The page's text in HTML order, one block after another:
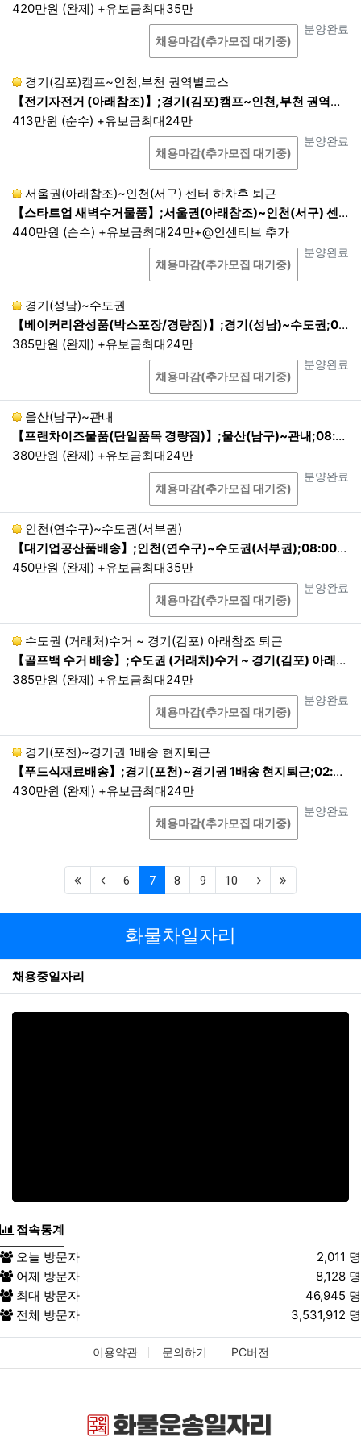
5년
제4조. 개인정보의 제3자 제공
공하지 않습니다. 다만, 아래 각 호와 같이 법률에 특
별한 규정이 있는 경우나 법령상 의무를 준수하기 위
해 불가피한 경우에는 예외로 합니다. 회사는 개인정
보를 목적 외로 제3자에게 제공할 때에는 개인정보를
제공받는 자가 개인정보를 안전하게 처리하도록 이용
목적, 이용방법 등에 일정한 제한을 가하거나 안정성
확보를 위해 필요한 조치를 마련하도록 요청합니다.
①이용자들이 사전에 동의한 경우
정보통신망법, 전기통신사업법, 신용정
보의 이용 및 보호에 관한 법률 등에서의 다
른 법령에 근거규정이 있는 경우
③
공 및 공지 안내 메일 발송의 경우로서 특정
개인을 식별할 수 없는 형태로 제공되는 경
정보주체 또는 그 법정대리인이 의사표
시를 할 수 없는 상태에 있거나 주소불명 등
보주체 또는 제3자의 급박한 생명, 신체, 재
산의 이익을 위해 필요한 경우
범죄의 수사와 공소제기 및 유지, 법원의
재판업무 및 형 집행을 위해 필요한 경우로
서 적법한 절차를 거친 경우
제3자 제공기관이 발생 할 경우 별도 동의를 통해
진행됩니다.
3. 제3자 제공동의 철회는 서울밝은세상안과(02-344
3-0880), 부산밝은세상안과(051-805-1100)으로 요
청 가능하며, 동의 철회 시 즉시 폐기됩니다.
제5조. 개인정보의 파기 절차 및 방법
회사는 개인정보의 수집 및 이용목적이 달성되거나 보유기간
만료 시 해당 개인정보를 파기합니다. 파기절차 및 방법은 다음
과 같습니다. 단, 다른 법령에 의하여 해당 개인정보를 보존하
여야 하는 경우는 예외로 합니다.
파기절차
이용자가 입력한 정보는 목적 달성 후 별도의 데이터베이스
에 옮겨져(종이의 경우 별도의 서류) 내부 방침 및 기타 관련
법령에 따라 일정기간 저장된 후 혹은 즉시 파기됩니다. 이
때, 데이터베이스로 옮겨진 개인정보는 법령에 의한 경우가
아니고서는 다른 목적으로 이용되지 않습니다.
파기기한
이용자의 개인정보는 해당 보유기간이 경과된 경우에는 보
유기간의 종료일로부터 5영업일 이내에, 개인정보의 처리
것으로 인정되는 날로부터 5영업일 이내에 그 개인정보를
파기합니다. 만14세 미만 아동에 대한 법정대리인의 거부가
있거나 동의 의사가 확인되지 않는 경우 수집일로부터 5영
업일 이내에 해당 개인정보를 파기합니다.
파기방법
사항에 대해 열람, 제공, 정정을 요구할 수 있습니다.
회사이 가지고 있는 이용자의 개인정보
이용자 개인정보의 이용 및 제3자 제공
③회사에 개인정보 수집 이용 제공 등의 동
의를 한 현황
할 때까지 당해 개인정보를 이용하거나 제공하지 않
420만원 (완제) +유보금최대35만
진행상태
분양완료
상담
채용마감(추가모집 대기중)
경기(김포)캠프~인천,부천 권역별코스
【전기자전거 (아래참조)】;경기(김포)캠프~인천,부천 권역별코스;10:00~17:00
413만원 (순수) +유보금최대24만
진행상태
분양완료
상담
채용마감(추가모집 대기중)
서울권(아래참조)~인천(서구) 센터 하차후 퇴근
【스타트업 새벽수거물품】;서울권(아래참조)~인천(서구) 센터 하차후 퇴근;22:00~05:00
440만원 (순수) +유보금최대24만+@인센티브 추가
진행상태
분양완료
상담
채용마감(추가모집 대기중)
경기(성남)~수도권
【베이커리완성품(박스포장/경량짐)】;경기(성남)~수도권;07:00~12:00 현지퇴근
385만원 (완제) +유보금최대24만
진행상태
분양완료
상담
채용마감(추가모집 대기중)
울산(남구)~관내
【프랜차이즈물품(단일품목 경량짐)】;울산(남구)~관내;08:00~16(17):00
380만원 (완제) +유보금최대24만
진행상태
분양완료
상담
채용마감(추가모집 대기중)
인천(연수구)~수도권(서부권)
【대기업공산품배송】;인천(연수구)~수도권(서부권);08:00~17:00 현지퇴근
450만원 (완제) +유보금최대35만
진행상태
분양완료
상담
채용마감(추가모집 대기중)
수도권 (거래처)수거 ~ 경기(김포) 아래참조 퇴근
【골프백 수거 배송】;수도권 (거래처)수거 ~ 경기(김포) 아래참조 퇴근;06:00~14:00 1회전 퇴근
385만원 (완제) +유보금최대24만
진행상태
분양완료
상담
채용마감(추가모집 대기중)
경기(포천)~경기권 1배송 현지퇴근
【푸드식재료배송】;경기(포천)~경기권 1배송 현지퇴근;02:00~12:00 1배송 현지퇴근
430만원 (완제) +유보금최대24만
진행상태
분양완료
상담
채용마감(추가모집 대기중)
(first)(previous)
6 7(current)
8 9 10 (next)
화물차일자리
채용중일자리
접속통계
오늘 방문자
2,011 명
어제 방문자
8,128 명
최대 방문자
46,945 명
전체 방문자
3,531,912 명
이용약관 문의하기 PC버전